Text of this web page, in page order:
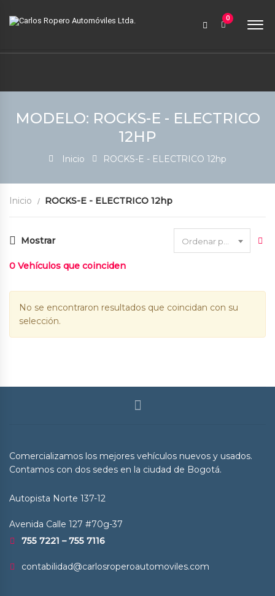
contabilidad@carlosroperoautomoviles.com
0
MODELO: ROCKS-E - ELECTRICO
12HP
Inicio ROCKS-E - ELECTRICO 12hp
Inicio ROCKS-E - ELECTRICO 12hp
Mostrar
0 Vehículos que coinciden
No se encontraron resultados que coincidan con su
selección.
Comercializamos los mejores vehículos nuevos y usados.
Contamos con dos sedes en la ciudad de Bogotá.
Autopista Norte 137-12
Avenida Calle 127 #70g-37
755 7221 – 755 7116
contabilidad@carlosroperoautomoviles.com